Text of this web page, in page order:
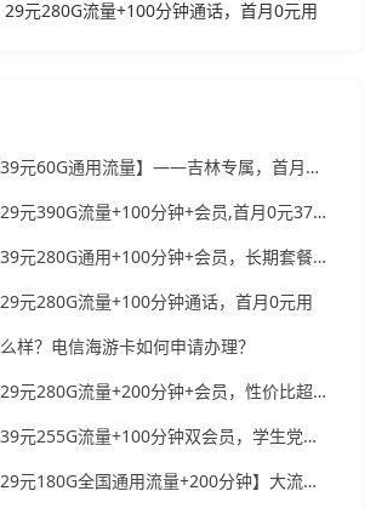
元280G流量+100分钟通话，首月0元用
广电飞晚卡【39元60G通用流量】——吉林专属，首月按天折算，流量充足不踩坑
联通飞翔卡：29元390G流量+100分钟+会员,首月0元370G上车
联通飞汐卡：39元280G通用+100分钟+会员，长期套餐真香
元280G流量+100分钟通话，首月0元用
样？电信海游卡如何申请办理？
联通飞迪卡：29元280G流量+200分钟+会员，性价比超高的流量卡！
移动飞格卡：39元255G流量+100分钟双会员，学生党专属大流量卡
联通飞话卡【29元180G全国通用流量+200分钟】大流量低月租神卡推荐